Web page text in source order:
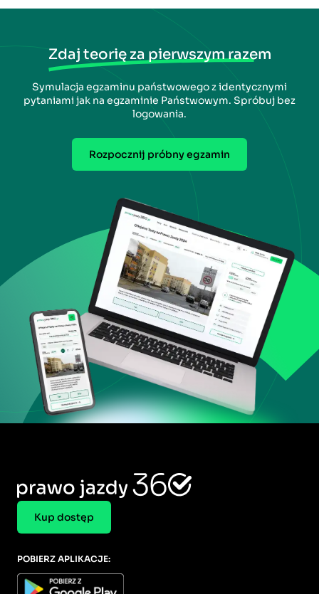
Zdaj teorię za pierwszym razem
Symulacja egzaminu państwowego z identycznymi
pytaniami jak na egzaminie Państwowym. Spróbuj bez
logowania.
Rozpocznij próbny egzamin
Kup dostęp
POBIERZ APLIKACJE: